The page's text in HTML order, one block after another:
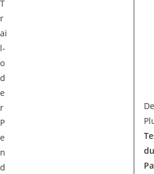
T
r
ai
l-
o
d
e
r
P
e
n
d